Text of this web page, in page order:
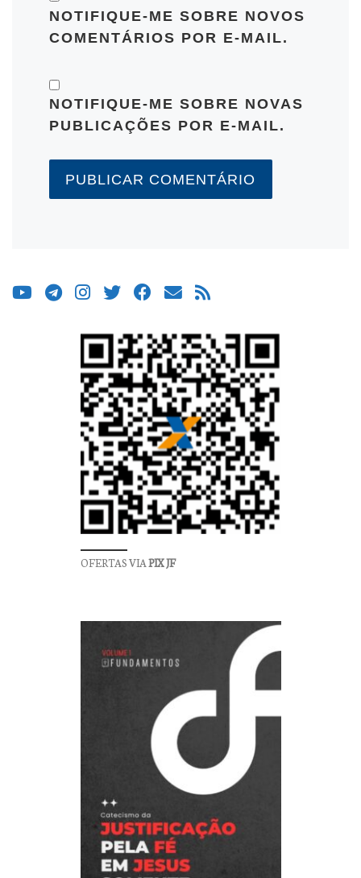
NOTIFIQUE-ME SOBRE NOVOS
COMENTÁRIOS POR E-MAIL.
NOTIFIQUE-ME SOBRE NOVAS
PUBLICAÇÕES POR E-MAIL.
OFERTAS VIAPIX JF